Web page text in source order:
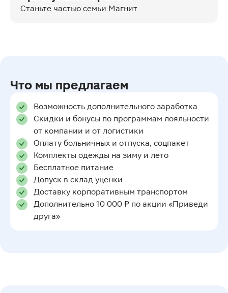
Станьте частью семьи Магнит
Что мы предлагаем
Возможность дополнительного заработка
Скидки и бонусы по программам лояльности
от компании и от логистики
Оплату больничных и отпуска, соцпакет
Комплекты одежды на зиму и лето
Бесплатное питание
Допуск в склад уценки
Доставку корпоративным транспортом
Дополнительно 10 000 ₽ по акции «Приведи
друга»